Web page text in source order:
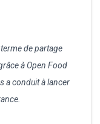
de partage
à Open Food
a conduit à lancer